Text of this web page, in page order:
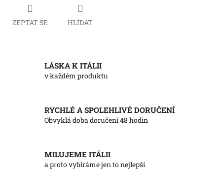
ZEPTAT SE HLÍDAT
LÁSKA K ITÁLII
v každém produktu
RYCHLÉ A SPOLEHLIVÉ DORUČENÍ
Obvyklá doba doručení 48 hodin
MILUJEME ITÁLII
a proto vybíráme jen to nejlepší